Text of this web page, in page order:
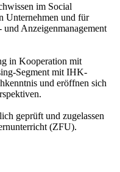
im Social
Unternehmen und für
Anzeigenmanagement
in Kooperation mit
Segment mit IHK-
und eröffnen sich
geprüft und zugelassen
(ZFU).